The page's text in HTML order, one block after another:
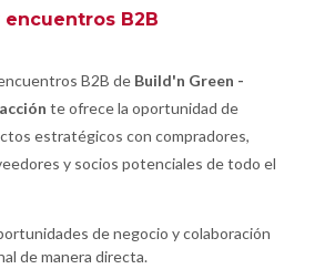
encuentros B2B
B2B de Build'n Green -
te ofrece la oportunidad de
estratégicos con compradores,
y socios potenciales de todo el
de negocio y colaboración
de manera directa.